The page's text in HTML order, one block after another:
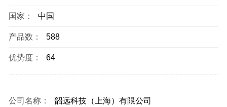
国家： 中国
产品数： 588
优势度： 64
公司名称： 韶远科技（上海）有限公司